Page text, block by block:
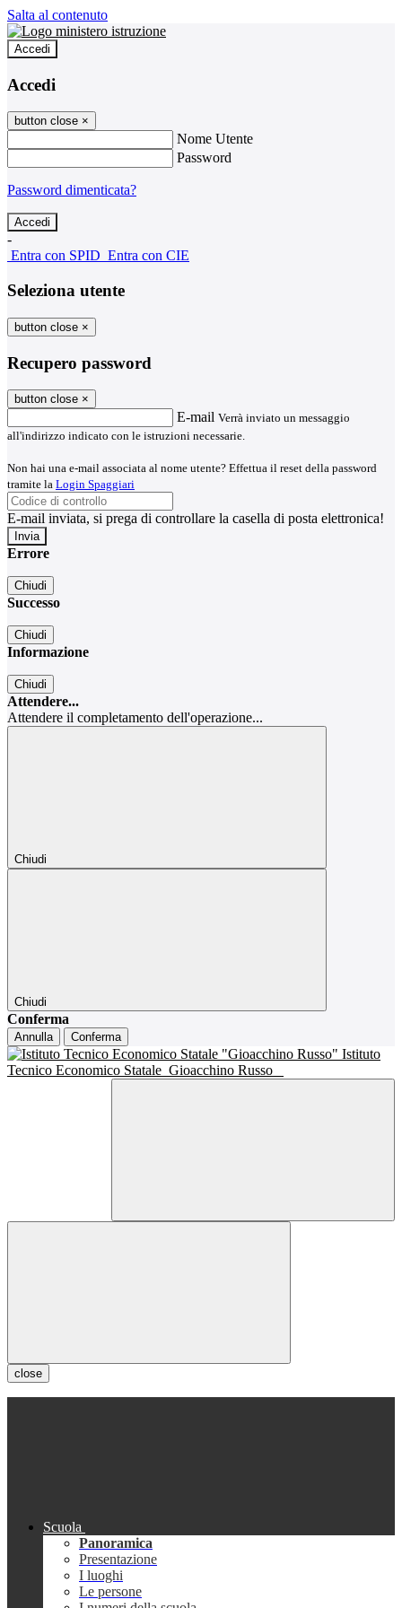
Salta al contenuto
Accedi
Accedi
button close ×
Nome Utente
Password
Password dimenticata?
-
Entra con SPID Entra con CIE
Seleziona utente
button close ×
Recupero password
button close ×
E-mail Verrà inviato un messaggio
all'indirizzo indicato con le istruzioni necessarie.
Non hai una e-mail associata al nome utente? Effettua il reset della password
tramite la Login Spaggiari
E-mail inviata, si prega di controllare la casella di posta elettronica!
Errore
Chiudi
Successo
Chiudi
Informazione
Chiudi
Attendere...
Attendere il completamento dell'operazione...
Chiudi
Chiudi
Conferma
Annulla Conferma
Istituto
Tecnico Economico Statale Gioacchino Russo
close
Scuola
Panoramica
Presentazione
I luoghi
Le persone